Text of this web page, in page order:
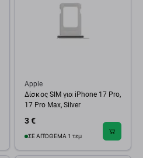
Apple
Δίσκος SIM για iPhone 17 Pro,
17 Pro Max, Silver
3 €
ΣΕ ΑΠΌΘΕΜΑ 1 τεμ